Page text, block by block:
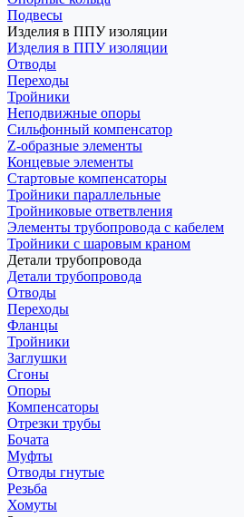
Подвесы
Изделия в ППУ изоляции
Изделия в ППУ изоляции
Отводы
Переходы
Тройники
Неподвижные опоры
Cильфонный компенсатор
Z-образные элементы
Концевые элементы
Стартовые компенсаторы
Тройники параллельные
Тройниковые ответвления
Элементы трубопровода с кабелем
Тройники с шаровым краном
Детали трубопровода
Детали трубопровода
Отводы
Переходы
Фланцы
Тройники
Заглушки
Сгоны
Опоры
Компенсаторы
Отрезки трубы
Бочата
Муфты
Отводы гнутые
Резьба
Хомуты